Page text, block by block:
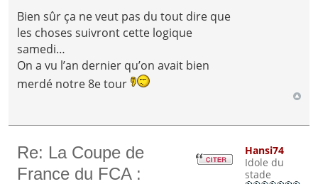
Bien sûr ça ne veut pas du tout dire que
les choses suivront cette logique
samedi…
On a vu l’an dernier qu’on avait bien
merdé notre 8e tour
Re: La Coupe de
France du FCA :
Hansi74
Idole du
stade